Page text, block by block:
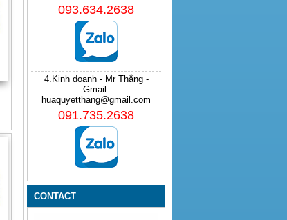
093.634.2638
4.Kinh doanh - Mr Thắng -
Gmail:
huaquyetthang@gmail.com
091.735.2638
CONTACT